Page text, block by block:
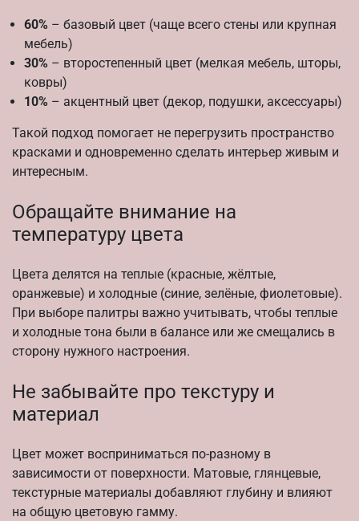
60% – базовый цвет (чаще всего стены или крупная
мебель)
30% – второстепенный цвет (мелкая мебель, шторы,
ковры)
10% – акцентный цвет (декор, подушки, аксессуары)
Такой подход помогает не перегрузить пространство
красками и одновременно сделать интерьер живым и
интересным.
Обращайте внимание на
температуру цвета
Цвета делятся на теплые (красные, жёлтые,
оранжевые) и холодные (синие, зелёные, фиолетовые).
При выборе палитры важно учитывать, чтобы теплые
и холодные тона были в балансе или же смещались в
сторону нужного настроения.
Не забывайте про текстуру и
материал
Цвет может восприниматься по-разному в
зависимости от поверхности. Матовые, глянцевые,
текстурные материалы добавляют глубину и влияют
на общую цветовую гамму.